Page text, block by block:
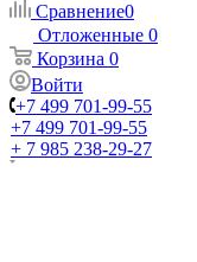
Сравнение0
Отложенные 0
Корзина 0
Войти
+7 499 701-99-55
+7 499 701-99-55
+ 7 985 238-29-27